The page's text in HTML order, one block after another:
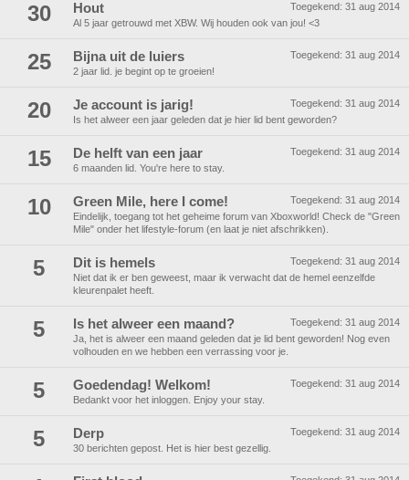
30 Toegekend: 31 aug 2014
Hout
Al 5 jaar getrouwd met XBW. Wij houden ook van jou! <3
25 Toegekend: 31 aug 2014
Bijna uit de luiers
2 jaar lid. je begint op te groeien!
20 Toegekend: 31 aug 2014
Je account is jarig!
Is het alweer een jaar geleden dat je hier lid bent geworden?
15 Toegekend: 31 aug 2014
De helft van een jaar
6 maanden lid. You're here to stay.
10 Toegekend: 31 aug 2014
Green Mile, here I come!
Eindelijk, toegang tot het geheime forum van Xboxworld! Check de "Green
Mile" onder het lifestyle-forum (en laat je niet afschrikken).
5 Toegekend: 31 aug 2014
Dit is hemels
Niet dat ik er ben geweest, maar ik verwacht dat de hemel eenzelfde
kleurenpalet heeft.
5 Toegekend: 31 aug 2014
Is het alweer een maand?
Ja, het is alweer een maand geleden dat je lid bent geworden! Nog even
volhouden en we hebben een verrassing voor je.
5 Toegekend: 31 aug 2014
Goedendag! Welkom!
Bedankt voor het inloggen. Enjoy your stay.
5 Toegekend: 31 aug 2014
Derp
30 berichten gepost. Het is hier best gezellig.